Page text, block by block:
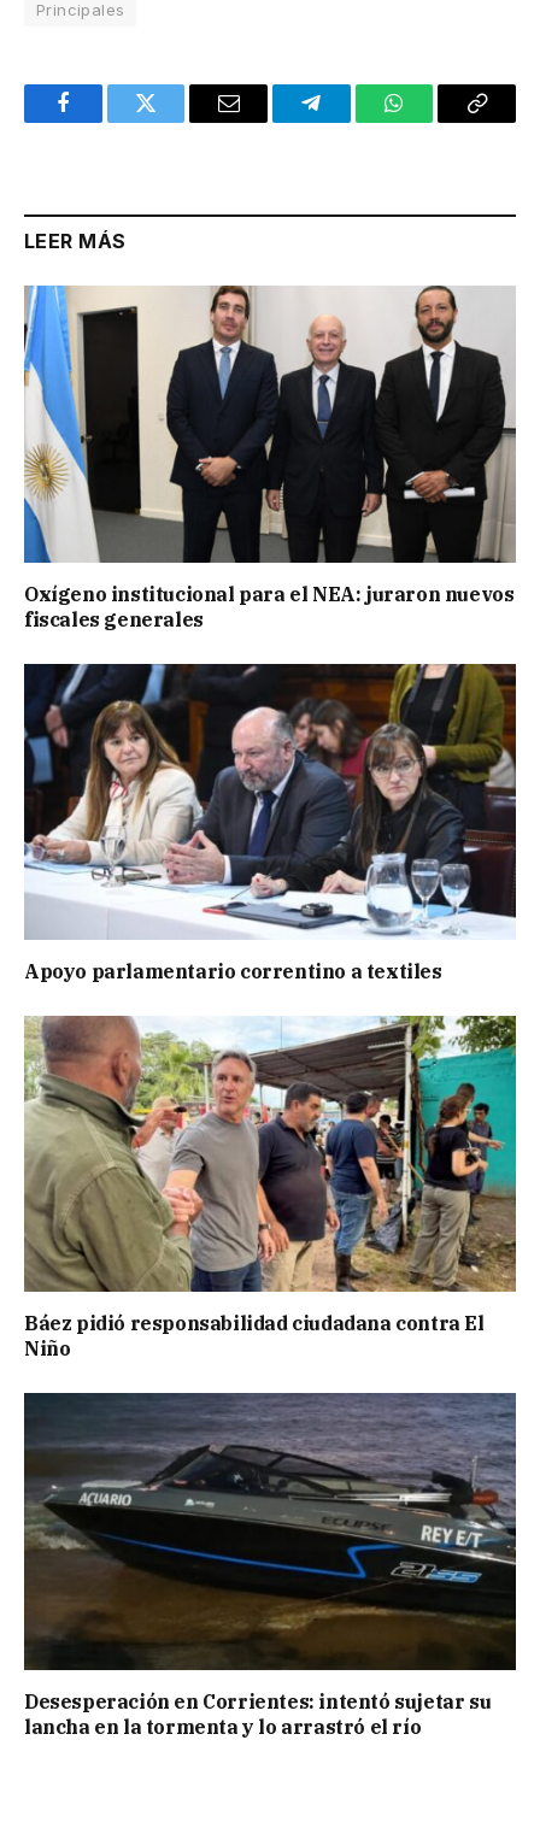
Principales
FacebookTwitter Email TelegramWhatsAppCopy
LEER MÁS
Oxígeno institucional para el NEA: juraron nuevos
fiscales generales
Apoyo parlamentario correntino a textiles
Báez pidió responsabilidad ciudadana contra El
Niño
Desesperación en Corrientes: intentó sujetar su
lancha en la tormenta y lo arrastró el río